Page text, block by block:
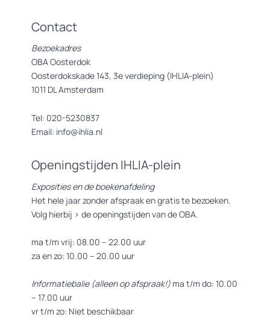
Contact
Bezoekadres
OBA Oosterdok
Oosterdokskade 143, 3e verdieping (IHLIA-plein)
1011 DL Amsterdam
Tel: 020-5230837
Email: info@ihlia.nl
Openingstijden IHLIA-plein
Exposities en de boekenafdeling
Het hele jaar zonder afspraak en gratis te bezoeken.
Volg hierbij > de openingstijden van de OBA.
ma t/m vrij: 08.00 – 22.00 uur
za en zo: 10.00 – 20.00 uur
Informatiebalie (alleen op afspraak!) ma t/m do: 10.00
– 17.00 uur
vr t/m zo: Niet beschikbaar